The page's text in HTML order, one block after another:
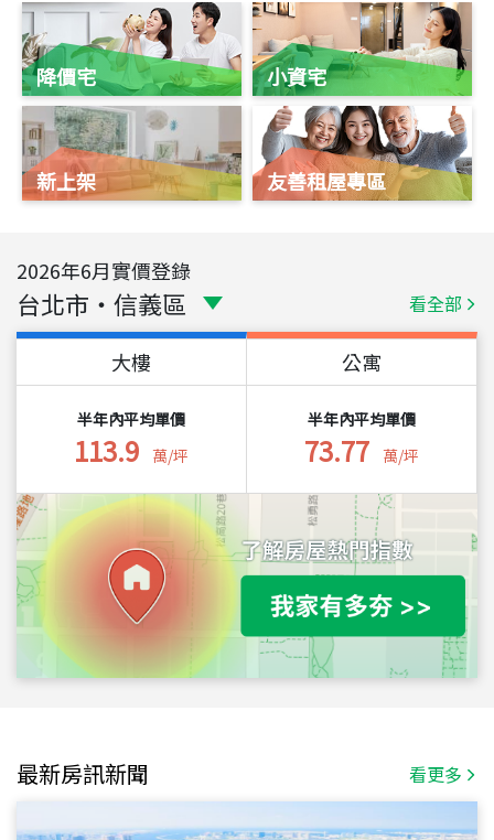
降價宅
新上架
小資宅
友善租屋專區
2026年6月實價登錄
台北市 ・ 信義區 看全部
大樓
半年內平均單價
113.9 萬/坪
公寓
半年內平均單價
73.77 萬/坪
最新房訊新聞 看更多